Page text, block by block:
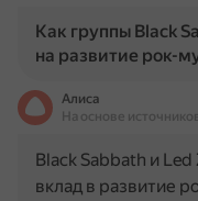
Как группы Black
на развитие рок-
Алиса
На основе
Black Sabbath и
вклад в развитие